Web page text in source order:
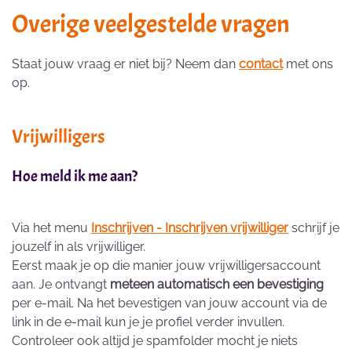
Overige veelgestelde vragen
Staat jouw vraag er niet bij? Neem dan contact met ons
op.
Vrijwilligers
Hoe meld ik me aan?
Via het menu Inschrijven - Inschrijven vrijwilliger schrijf je
jouzelf in als vrijwilliger.
Eerst maak je op die manier jouw vrijwilligersaccount
aan. Je ontvangt meteen automatisch een bevestiging
per e-mail. Na het bevestigen van jouw account via de
link in de e-mail kun je je profiel verder invullen.
Controleer ook altijd je spamfolder mocht je niets